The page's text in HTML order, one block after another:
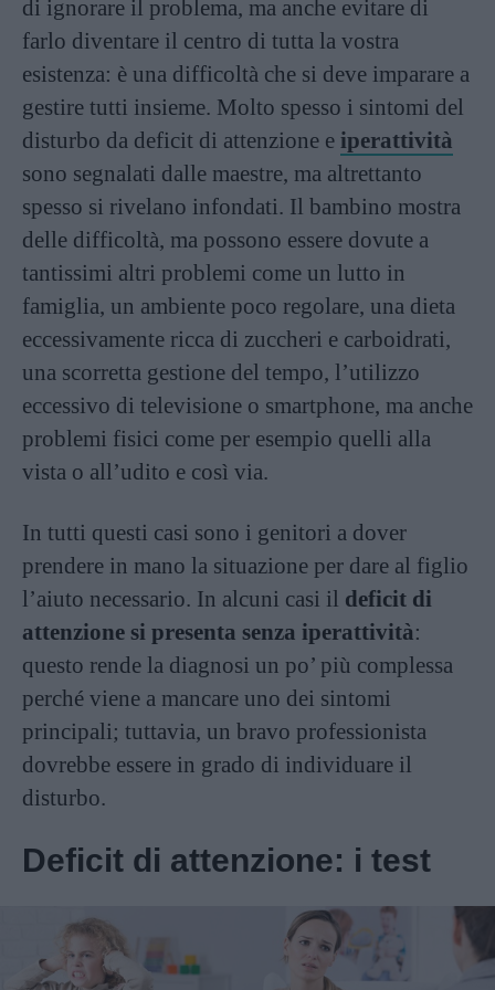
di ignorare il problema, ma anche evitare di
farlo diventare il centro di tutta la vostra
esistenza: è una difficoltà che si deve imparare a
gestire tutti insieme. Molto spesso i sintomi del
disturbo da deficit di attenzione e iperattività
sono segnalati dalle maestre, ma altrettanto
spesso si rivelano infondati. Il bambino mostra
delle difficoltà, ma possono essere dovute a
tantissimi altri problemi come un lutto in
famiglia, un ambiente poco regolare, una dieta
eccessivamente ricca di zuccheri e carboidrati,
una scorretta gestione del tempo, l’utilizzo
eccessivo di televisione o smartphone, ma anche
problemi fisici come per esempio quelli alla
vista o all’udito e così via.
In tutti questi casi sono i genitori a dover
prendere in mano la situazione per dare al figlio
l’aiuto necessario. In alcuni casi il deficit di
attenzione si presenta senza iperattività:
questo rende la diagnosi un po’ più complessa
perché viene a mancare uno dei sintomi
principali; tuttavia, un bravo professionista
dovrebbe essere in grado di individuare il
disturbo.
Deficit di attenzione: i test